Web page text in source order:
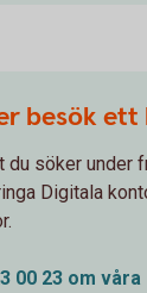
besök
du söker under
Digitala
00 23 om våra